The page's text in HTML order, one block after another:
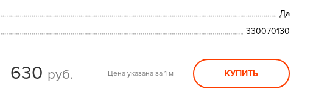
Да
330070130
630 руб. Цена указана за 1 м КУПИТЬ